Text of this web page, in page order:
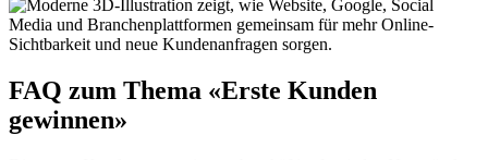
FAQ zum Thema «Erste Kunden
gewinnen»